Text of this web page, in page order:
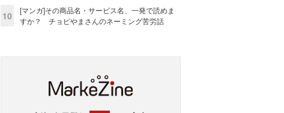
10
[マンガ]その商品名・サービス名、一発で読めま
すか？ チョピやまさんのネーミング苦労話